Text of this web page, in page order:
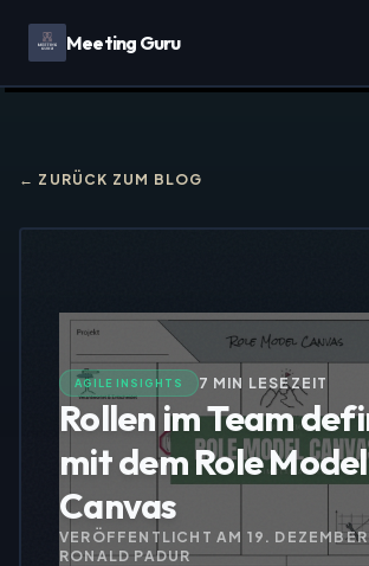
Meeting Guru
← ZURÜCK ZUM BLOG
AGILE INSIGHTS 7 MIN LESEZEIT
Rollen im Team
mit dem Role Model
Canvas
VERÖFFENTLICHT AM 19.
RONALD PADUR